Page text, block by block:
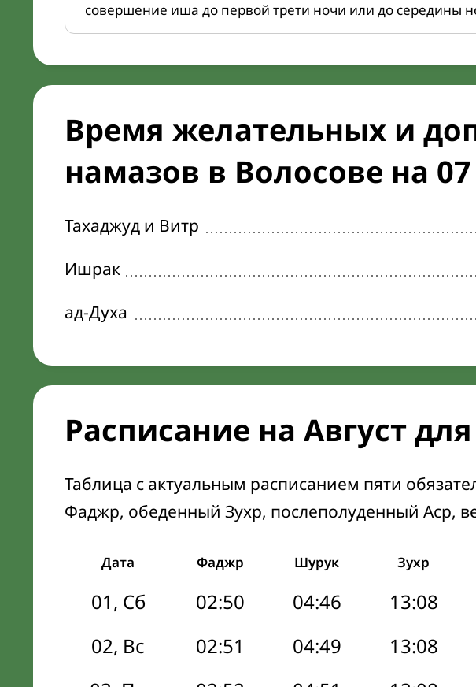
совершение иша до первой трети ночи или до середины
Время желательных и
намазов в Волосове на 07
Тахаджуд и Витр
Ишрак
ад-Духа
Расписание на Август
Таблица с актуальным расписанием пяти
Фаджр, обеденный Зухр, послеполуденный Аср,
Дата Фаджр Шурук Зухр
01, Сб 02:50 04:46 13:08
02, Вс
02:51 04:49 13:08